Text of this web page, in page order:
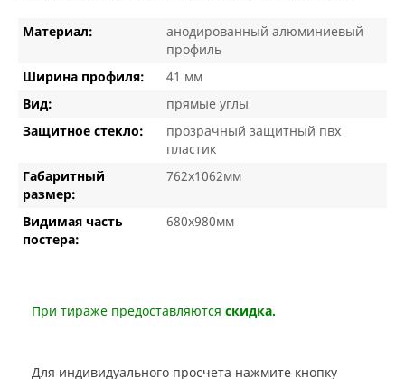
Материал:
анодированный алюминиевый
профиль
Ширина профиля:
41 мм
Вид:
прямые углы
Защитное стекло:
прозрачный защитный пвх
пластик
Габаритный
размер:
762х1062мм
Видимая часть
постера:
680х980мм
При тираже предоставляются скидка.
Для индивидуального просчета нажмите кнопку